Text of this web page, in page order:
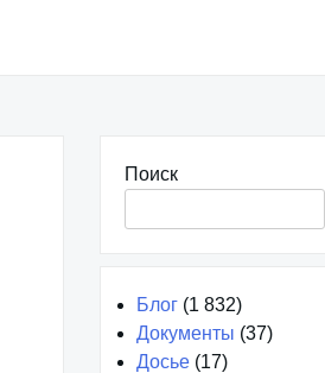
Поиск
Блог (1 832)
Документы (37)
Досье (17)